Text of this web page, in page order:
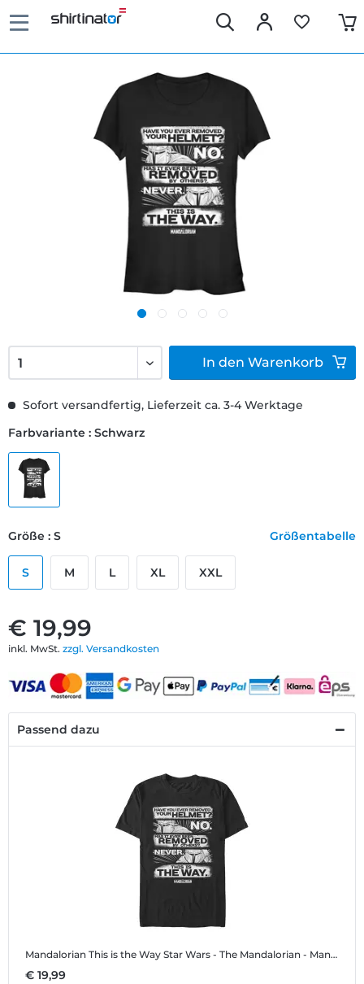
€ 19,99
inkl. MwSt. zzgl. Versandkosten
Sofort versandfertig, Lieferzeit ca. 3-4 Werktage
Farbvariante : Schwarz
Größe : S Größentabelle
S M L XL XXL
In den Warenkorb
Passend dazu
Mandalorian This is the Way Star Wars - The Mandalorian - Mandalorian This is the Way - Männer T-Shirt
€ 19,99